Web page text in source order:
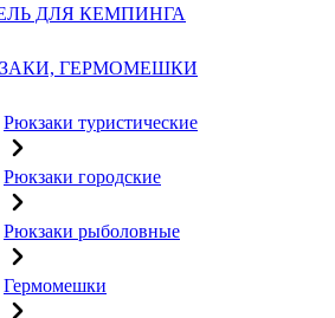
ДЛЯ КЕМПИНГА
ГЕРМОМЕШКИ
Рюкзаки туристические
Рюкзаки городские
Рюкзаки рыболовные
Гермомешки